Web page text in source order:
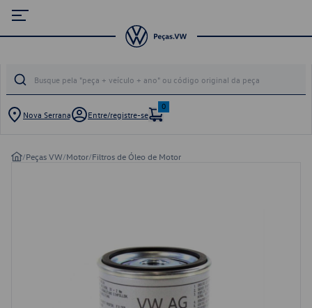
Nova Serrana Entre/registre-se
0
/Peças VW/Motor/Filtros de Óleo de Motor